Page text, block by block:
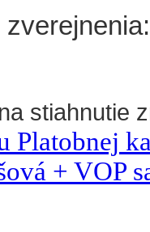
stiahnutie
Platobnej
+ VOP